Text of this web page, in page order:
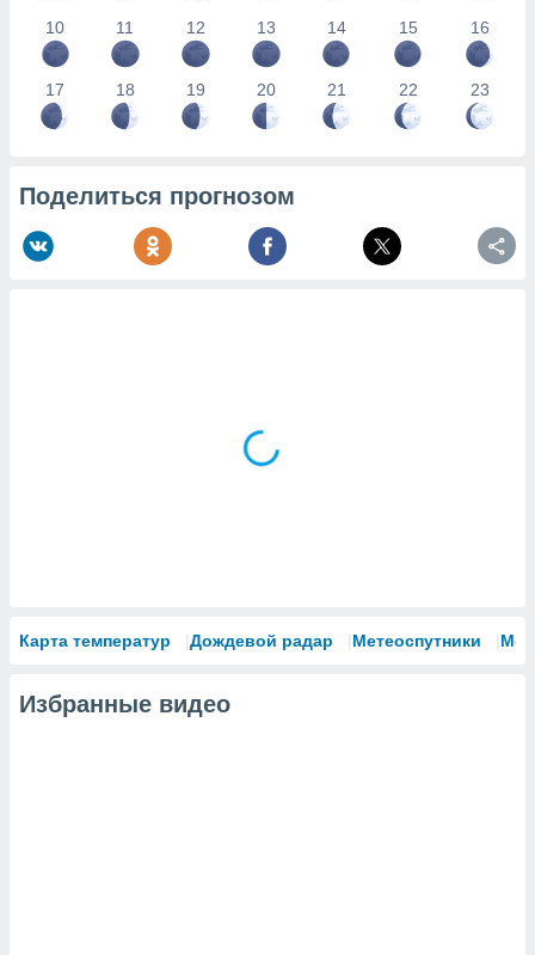
10
11 12 13 14 15 16
17 18 19 20 21 22 23
Поделиться прогнозом
Карта температур Дождевой радар Метеоспутники
Избранные видео